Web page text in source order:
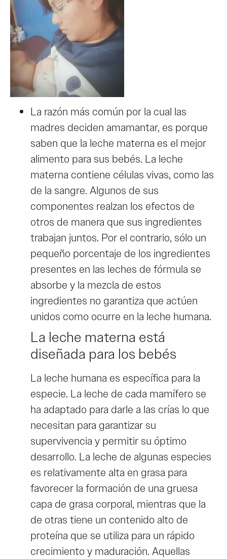
La razón más común por la cual las
madres deciden amamantar, es porque
saben que la leche materna es el mejor
alimento para sus bebés. La leche
materna contiene células vivas, como las
de la sangre. Algunos de sus
componentes realzan los efectos de
otros de manera que sus ingredientes
trabajan juntos. Por el contrario, sólo un
pequeño porcentaje de los ingredientes
presentes en las leches de fórmula se
absorbe y la mezcla de estos
ingredientes no garantiza que actúen
unidos como ocurre en la leche humana.
La leche materna está
diseñada para los bebés
La leche humana es específica para la
especie. La leche de cada mamífero se
ha adaptado para darle a las crías lo que
necesitan para garantizar su
supervivencia y permitir su óptimo
desarrollo. La leche de algunas especies
es relativamente alta en grasa para
favorecer la formación de una gruesa
capa de grasa corporal, mientras que la
de otras tiene un contenido alto de
proteína que se utiliza para un rápido
crecimiento y maduración. Aquellas